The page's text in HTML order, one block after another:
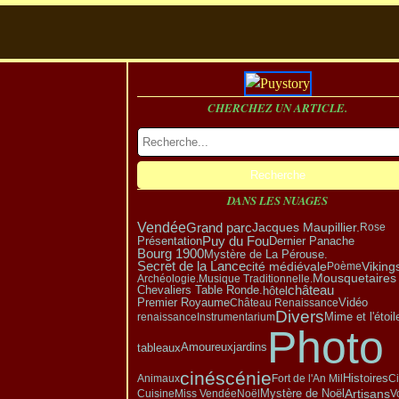
CHERCHEZ UN ARTICLE.
DANS LES NUAGES
VendéeGrand parcJacques Maupillier. Rose
PrésentationPuy du FouDernier Panache
Bourg 1900Mystère de La Pérouse.
Secret de la Lancecité médiévalePoème
Archéologie. Musique Traditionnelle. Mousquetaires
Chevaliers Table Ronde.hôtelchâteau
Premier RoyaumeChâteau RenaissanceVidéo
renaissanceInstrumentariumDivers Mime et
tableauxAmoureuxjardins Photo
Animauxcinéscénie Fort de l'An Mil Histoires
Cuisine Miss Vendée Noël Mystère de Noël Artisans